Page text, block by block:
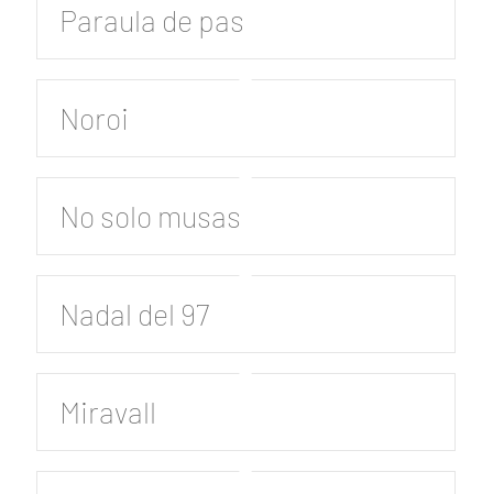
Paraula de pas
Noroi
No solo musas
Nadal del 97
Miravall